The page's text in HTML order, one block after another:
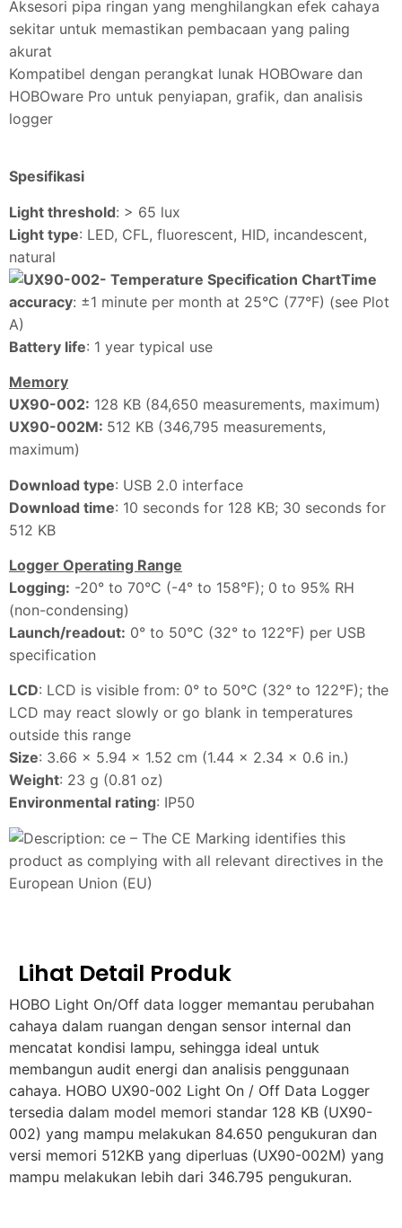
Aksesori pipa ringan yang menghilangkan efek cahaya
sekitar untuk memastikan pembacaan yang paling
akurat
Kompatibel dengan perangkat lunak HOBOware dan
HOBOware Pro untuk penyiapan, grafik, dan analisis
logger
Spesifikasi
Light threshold: > 65 lux
Light type: LED, CFL, fluorescent, HID, incandescent,
natural
Time
accuracy: ±1 minute per month at 25°C (77°F) (see Plot
A)
Battery life: 1 year typical use
Memory
UX90-002: 128 KB (84,650 measurements, maximum)
UX90-002M: 512 KB (346,795 measurements,
maximum)
Download type: USB 2.0 interface
Download time: 10 seconds for 128 KB; 30 seconds for
512 KB
Logger Operating Range
Logging: -20° to 70°C (-4° to 158°F); 0 to 95% RH
(non-condensing)
Launch/readout: 0° to 50°C (32° to 122°F) per USB
specification
LCD: LCD is visible from: 0° to 50°C (32° to 122°F); the
LCD may react slowly or go blank in temperatures
outside this range
Size: 3.66 x 5.94 x 1.52 cm (1.44 x 2.34 x 0.6 in.)
Weight: 23 g (0.81 oz)
Environmental rating: IP50
– The CE Marking identifies this
product as complying with all relevant directives in the
European Union (EU)
Lihat Detail Produk
HOBO Light On/Off data logger memantau perubahan
cahaya dalam ruangan dengan sensor internal dan
mencatat kondisi lampu, sehingga ideal untuk
membangun audit energi dan analisis penggunaan
cahaya. HOBO UX90-002 Light On / Off Data Logger
tersedia dalam model memori standar 128 KB (UX90-
002) yang mampu melakukan 84.650 pengukuran dan
versi memori 512KB yang diperluas (UX90-002M) yang
mampu melakukan lebih dari 346.795 pengukuran.